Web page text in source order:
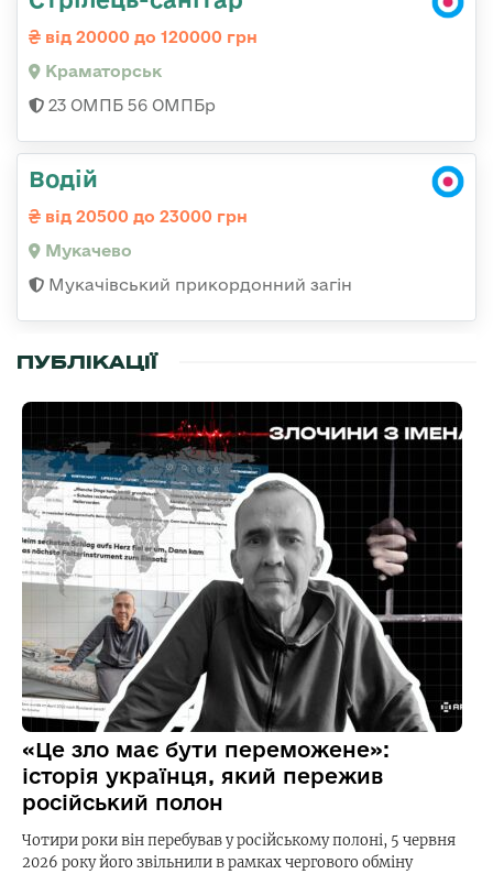
від 20000 до 120000 грн
Краматорськ
23 ОМПБ 56 ОМПБр
Водій
від 20500 до 23000 грн
Мукачево
Мукачівський прикордонний загін
ПУБЛІКАЦІЇ
«Це зло має бути переможене»:
історія українця, який пережив
російський полон
Чотири роки він перебував у російському полоні, 5 червня
2026 року його звільнили в рамках чергового обміну